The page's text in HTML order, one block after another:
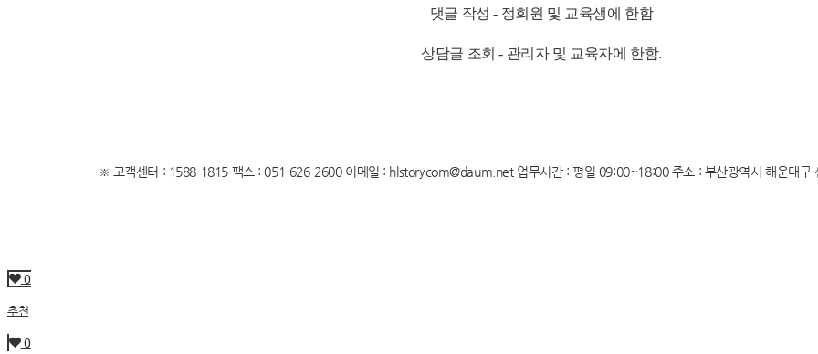
댓글 작성 - 정회원 및 교육생에 한함
상담글 조회 - 관리자 및 교육자에 한함.
※ 고객센터 : 1588-1815 팩스 : 051-626-2600 이메일 : hlstorycom@daum.net업무시간 : 평일 09:00~18:00 주소 : 부산광역시 해운대구
0
추천
0